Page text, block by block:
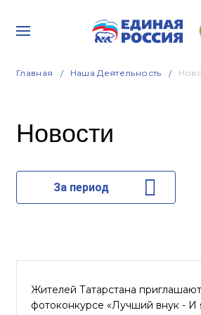
Главная Наша Деятельность
Новости
За период
Жителей Татарстана
фотоконкурсе «Лучший внук -